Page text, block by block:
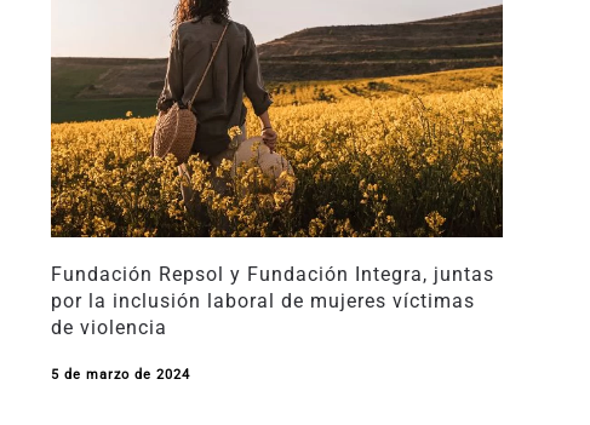
Fundación Repsol y Fundación Integra, juntas
por la inclusión laboral de mujeres víctimas
de violencia
5 de marzo de 2024